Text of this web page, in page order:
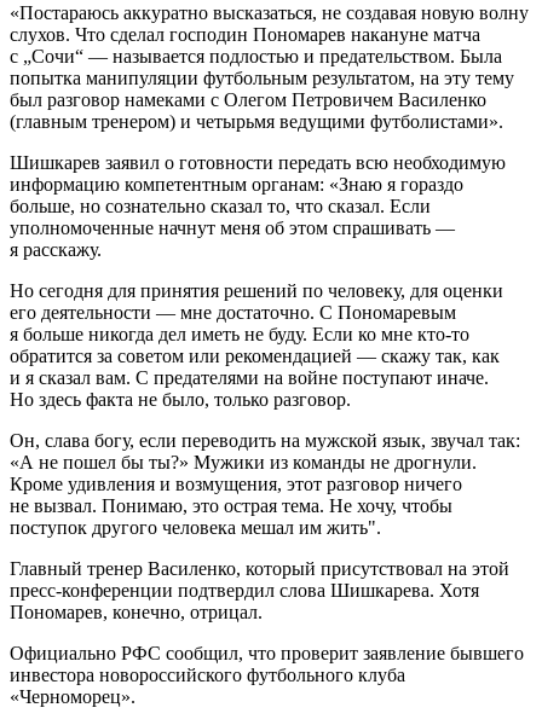
«Постараюсь аккуратно высказаться, не создавая новую волну
слухов. Что сделал господин Пономарев накануне матча
с „Сочи“ — называется подлостью и предательством. Была
попытка манипуляции футбольным результатом, на эту тему
был разговор намеками с Олегом Петровичем Василенко
(главным тренером) и четырьмя ведущими футболистами».
Шишкарев заявил о готовности передать всю необходимую
информацию компетентным органам: «Знаю я гораздо
больше, но сознательно сказал то, что сказал. Если
уполномоченные начнут меня об этом спрашивать —
я расскажу.
Но сегодня для принятия решений по человеку, для оценки
его деятельности — мне достаточно. С Пономаревым
я больше никогда дел иметь не буду. Если ко мне кто-то
обратится за советом или рекомендацией — скажу так, как
и я сказал вам. С предателями на войне поступают иначе.
Но здесь факта не было, только разговор.
Он, слава богу, если переводить на мужской язык, звучал так:
«А не пошел бы ты?» Мужики из команды не дрогнули.
Кроме удивления и возмущения, этот разговор ничего
не вызвал. Понимаю, это острая тема. Не хочу, чтобы
поступок другого человека мешал им жить".
Главный тренер Василенко, который присутствовал на этой
пресс-конференции подтвердил слова Шишкарева. Хотя
Пономарев, конечно, отрицал.
Официально РФС сообщил, что проверит заявление бывшего
инвестора новороссийского футбольного клуба
«Черноморец».